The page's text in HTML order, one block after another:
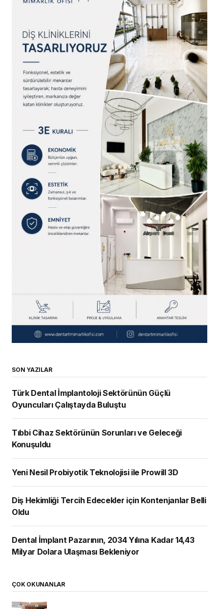
SON YAZILAR
Türk Dental İmplantoloji Sektörünün Güçlü
Oyuncuları Çalıştayda Buluştu
Tıbbi Cihaz Sektörünün Sorunları ve Geleceği
Konuşuldu
Yeni Nesil Probiyotik Teknolojisi ile Prowill 3D
Diş Hekimliği Tercih Edecekler için Kontenjanlar Belli
Oldu
Dental İmplant Pazarının, 2034 Yılına Kadar 14,43
Milyar Dolara Ulaşması Bekleniyor
ÇOK OKUNANLAR